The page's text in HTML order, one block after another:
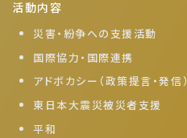
活動内容
災害・紛争への支援活動
国際協力・国際連携
アドボカシー（政策提言・発信）
東日本大震災被災者支援
平和